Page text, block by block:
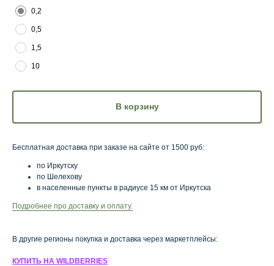
0,2
0,5
1,5
10
В корзину
Бесплатная доставка при заказе на сайте от 1500 руб:
по Иркутску
по Шелехову
в населенные пункты в радиусе 15 км от Иркутска
Подробнее про доставку и оплату.
В другие регионы покупка и доставка через маркетплейсы:
КУПИТЬ НА WILDBERRIES